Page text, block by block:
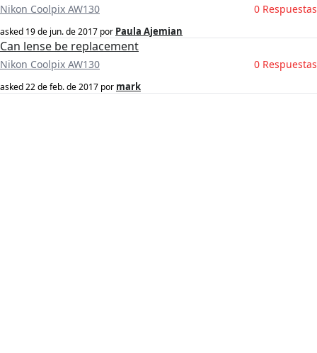
Nikon Coolpix AW130 0 Respuestas
asked 19 de jun. de 2017 por Paula Ajemian
Can lense be replacement
Nikon Coolpix AW130 0 Respuestas
asked22 de feb. de 2017 por mark